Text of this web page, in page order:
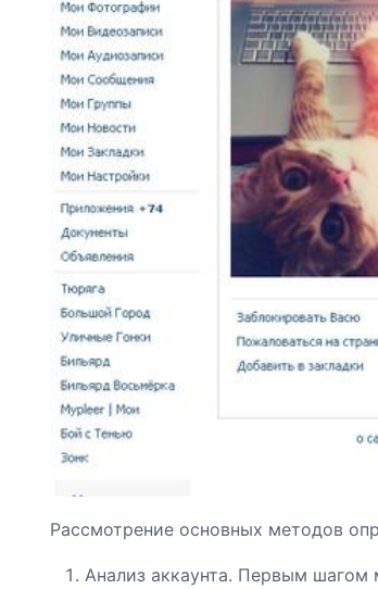
Рассмотрение основных методов
Анализ аккаунта. Первым шагом